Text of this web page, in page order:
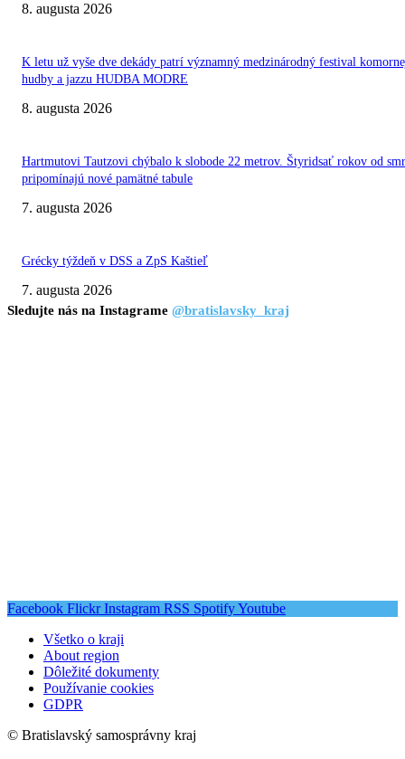
8. augusta 2026
K letu už vyše dve dekády patrí významný medzinárodný festival
hudby a jazzu HUDBA MODRE
8. augusta 2026
Hartmutovi Tautzovi chýbalo k slobode 22 metrov. Štyridsať rokov od
pripomínajú nové pamätné tabule
7. augusta 2026
Grécky týždeň v DSS a ZpS Kaštieľ
7. augusta 2026
Sledujte nás na Instagrame @bratislavsky_kraj
Facebook Flickr Instagram RSS SpotifyYoutube
Všetko o kraji
About region
Dôležité dokumenty
Používanie cookies
GDPR
© Bratislavský samosprávny kraj